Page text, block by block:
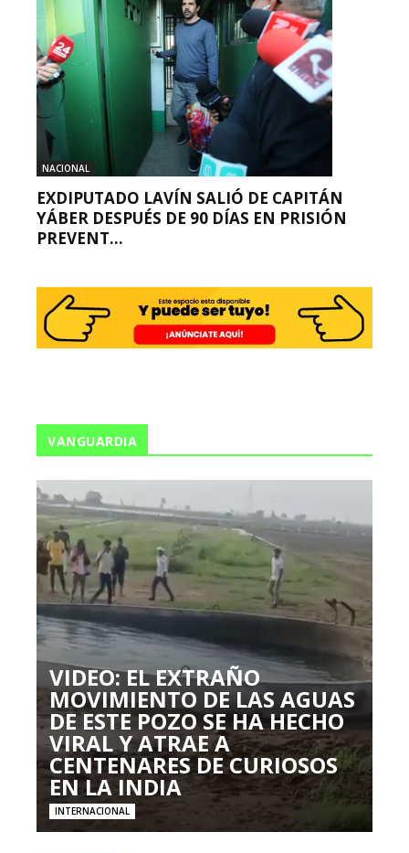
NACIONAL
EXDIPUTADO LAVÍN SALIÓ DE CAPITÁN
YÁBER DESPUÉS DE 90 DÍAS EN PRISIÓN
PREVENT...
VANGUARDIA
VIDEO: EL EXTRAÑO
MOVIMIENTO DE LAS AGUAS
DE ESTE POZO SE HA HECHO
VIRAL Y ATRAE A
CENTENARES DE CURIOSOS
EN LA INDIA
INTERNACIONAL